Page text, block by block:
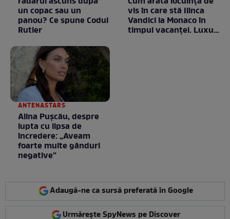
un copac sau un
panou? Ce spune Codul
Rutier
vis în care stă Ilinca
Vandici la Monaco în
timpul vacanței. Luxul
ANTENASTARS
Alina Pușcău, despre
lupta cu lipsa de
încredere: „Aveam
foarte multe gânduri
negative”
Adaugă-ne ca sursă preferată în Google
Urmărește SpyNews pe Discover